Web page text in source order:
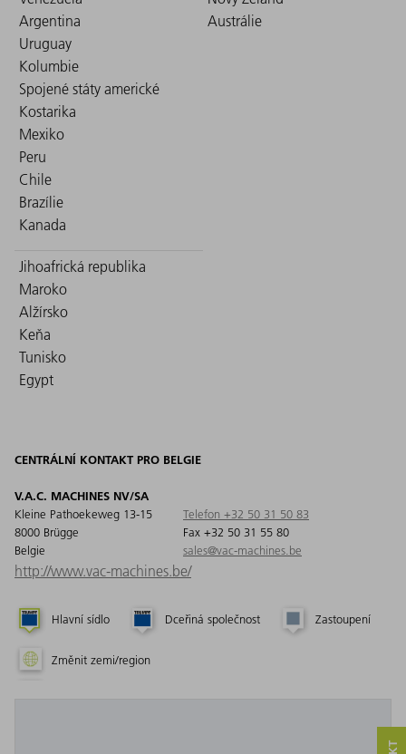
Argentina
Uruguay
Kolumbie
Spojené státy americké
Kostarika
Mexiko
Peru
Chile
Brazílie
Kanada
Austrálie
Jihoafrická republika
Maroko
Alžírsko
Keňa
Tunisko
Egypt
CENTRÁLNÍ KONTAKT PRO BELGIE
V.A.C. MACHINES NV/SA
Kleine Pathoekeweg 13-15
8000 Brügge
Belgie
Telefon +32 50 31 50 83
Fax +32 50 31 55 80
sales@vac-machines.be
http://www.vac-machines.be/
Hlavní sídlo Dceřiná společnost Zastoupení
Změnit zemi/region